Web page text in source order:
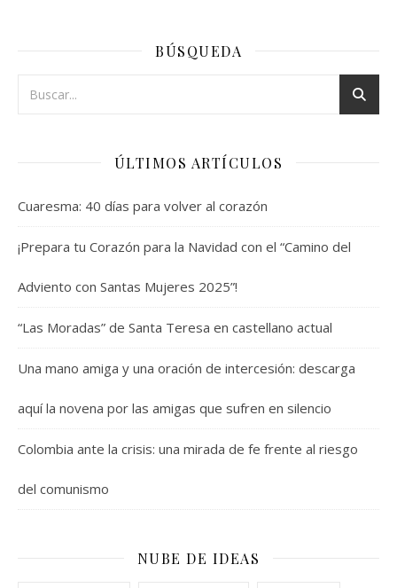
BÚSQUEDA
ÚLTIMOS ARTÍCULOS
Cuaresma: 40 días para volver al corazón
¡Prepara tu Corazón para la Navidad con el “Camino del
Adviento con Santas Mujeres 2025”!
“Las Moradas” de Santa Teresa en castellano actual
Una mano amiga y una oración de intercesión: descarga
aquí la novena por las amigas que sufren en silencio
Colombia ante la crisis: una mirada de fe frente al riesgo
del comunismo
NUBE DE IDEAS